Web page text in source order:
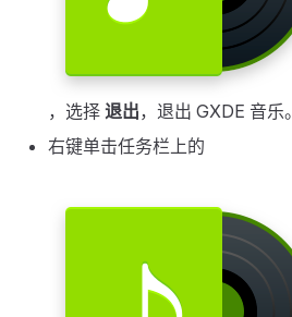
，选择 退出，退出 GXDE 音乐。
右键单击任务栏上的